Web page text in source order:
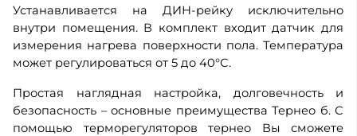
Устанавливается на ДИН-рейку исключительно
внутри помещения. В комплект входит датчик для
измерения нагрева поверхности пола. Температура
может регулироваться от 5 до 40°С.
Простая наглядная настройка, долговечность и
безопасность – основные преимущества Тернео б. С
помощью терморегуляторов тернео Вы сможете